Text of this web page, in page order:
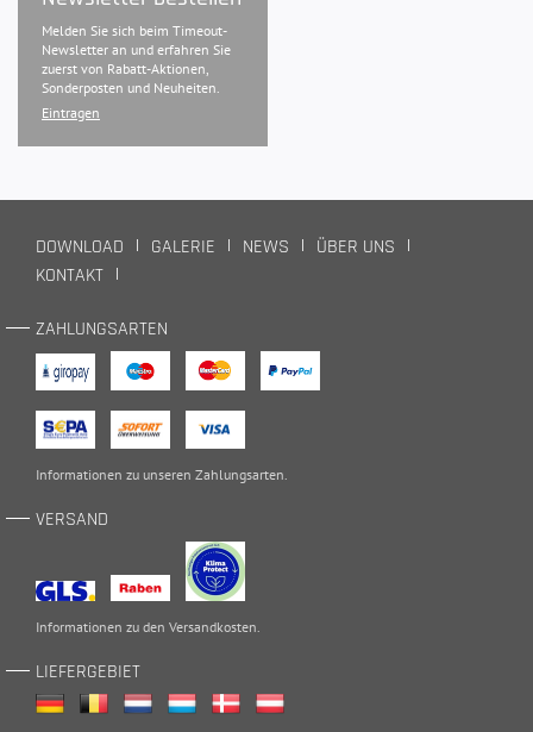
Melden Sie sich beim Timeout-
Newsletter an und erfahren Sie
zuerst von Rabatt-Aktionen,
Sonderposten und Neuheiten.
Eintragen
DOWNLOAD GALERIE NEWS
ÜBER UNS
KONTAKT
ZAHLUNGSARTEN
Informationen zu unseren Zahlungsarten.
VERSAND
Informationen zu den Versandkosten.
LIEFERGEBIET